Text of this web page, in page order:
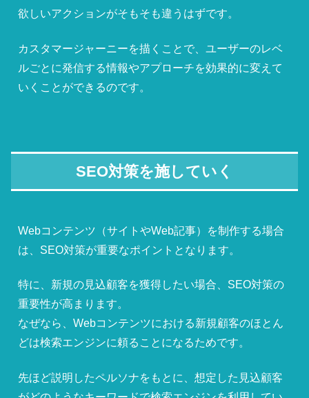
欲しいアクションがそもそも違うはずです。
カスタマージャーニーを描くことで、ユーザーのレベ
ルごとに発信する情報やアプローチを効果的に変えて
いくことができるのです。
SEO対策を施していく
Webコンテンツ（サイトやWeb記事）を制作する場合
は、SEO対策が重要なポイントとなります。
特に、新規の見込顧客を獲得したい場合、SEO対策の
重要性が高まります。
なぜなら、Webコンテンツにおける新規顧客のほとん
どは検索エンジンに頼ることになるためです。
先ほど説明したペルソナをもとに、想定した見込顧客